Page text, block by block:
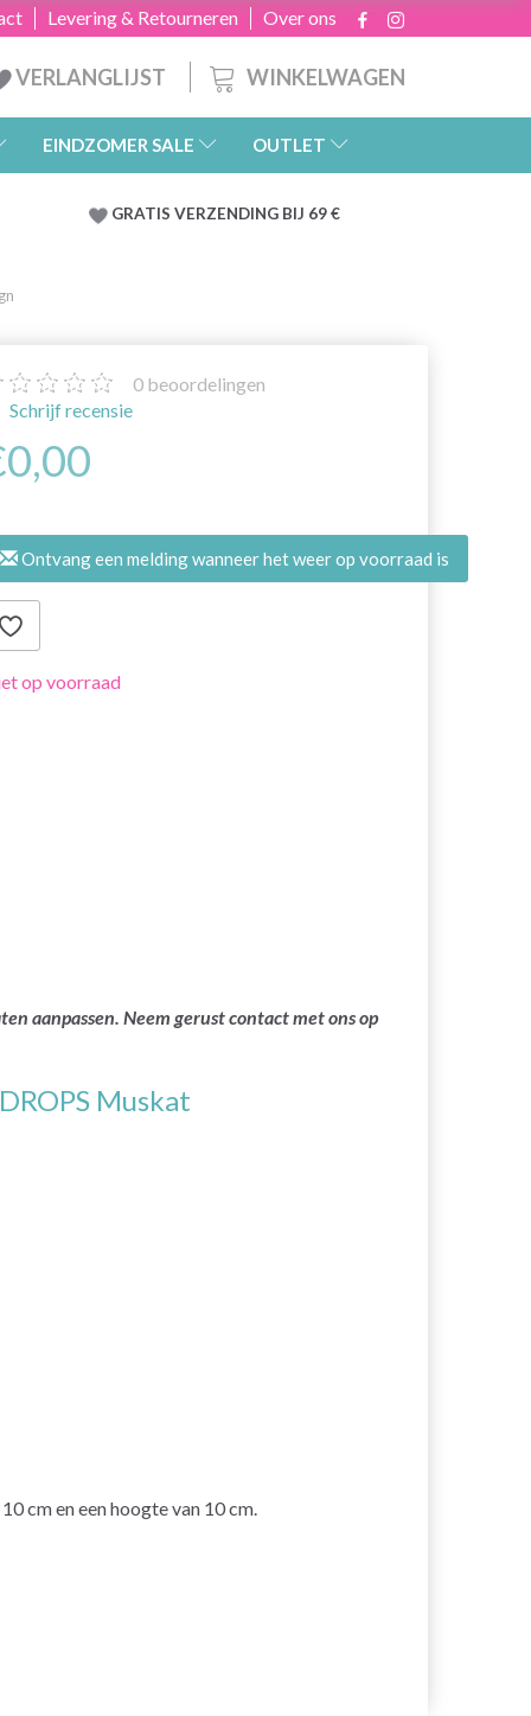
Over ons
Levering & Retourneren
WINKELWAGEN
VERLANGLIJST
EINDZOMER SALE OUTLET
GRATIS VERZENDING BIJ 69 €
0 beoordelingen
Schrijf recensie
Ontvang een melding wanneer het weer op voorraad is
op voorraad
aanpassen. Neem gerust contact met ons op
DROPS Muskat
cm en een hoogte van 10 cm.